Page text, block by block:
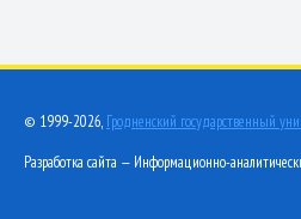
© 1999-2026, Гродненский государственный
Разработка сайта — Информационно-